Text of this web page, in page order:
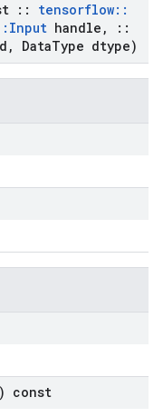
:: tensorflow::
Input handle ,
::
, DataType dtype)
const